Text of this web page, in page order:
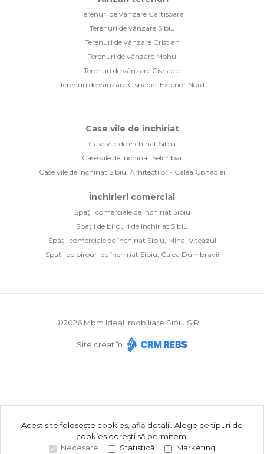
Terenuri de vânzare Cartisoara
Terenuri de vânzare Sibiu
Terenuri de vânzare Cristian
Terenuri de vânzare Mohu
Terenuri de vânzare Cisnadie
Terenuri de vânzare Cisnadie, Exterior Nord
Case vile de închiriat
Case vile de închiriat Sibiu
Case vile de închiriat Selimbar
Case vile de închiriat Sibiu, Arhitectilor - Calea Cisnadiei
Închirieri comercial
Spații comerciale de închiriat Sibiu
Spații de birouri de închiriat Sibiu
Spații comerciale de închiriat Sibiu, Mihai Viteazul
Spații de birouri de închiriat Sibiu, Calea Dumbravii
©2026 Mbm Ideal Imobiliare Sibiu S.R.L.
Site creat în
Acest site folosește cookies, află detalii Alege ce tipuri de
cookies dorești să permitem:
Necesare
Statistică Marketing